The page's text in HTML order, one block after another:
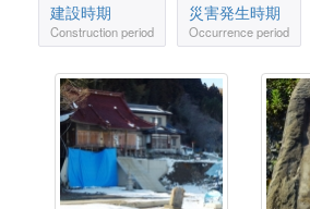
建設時期
Construction period
災害発生時期
Occurrence period